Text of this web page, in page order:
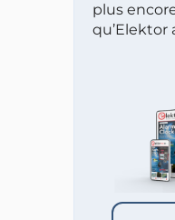
plus
qu’Elektor